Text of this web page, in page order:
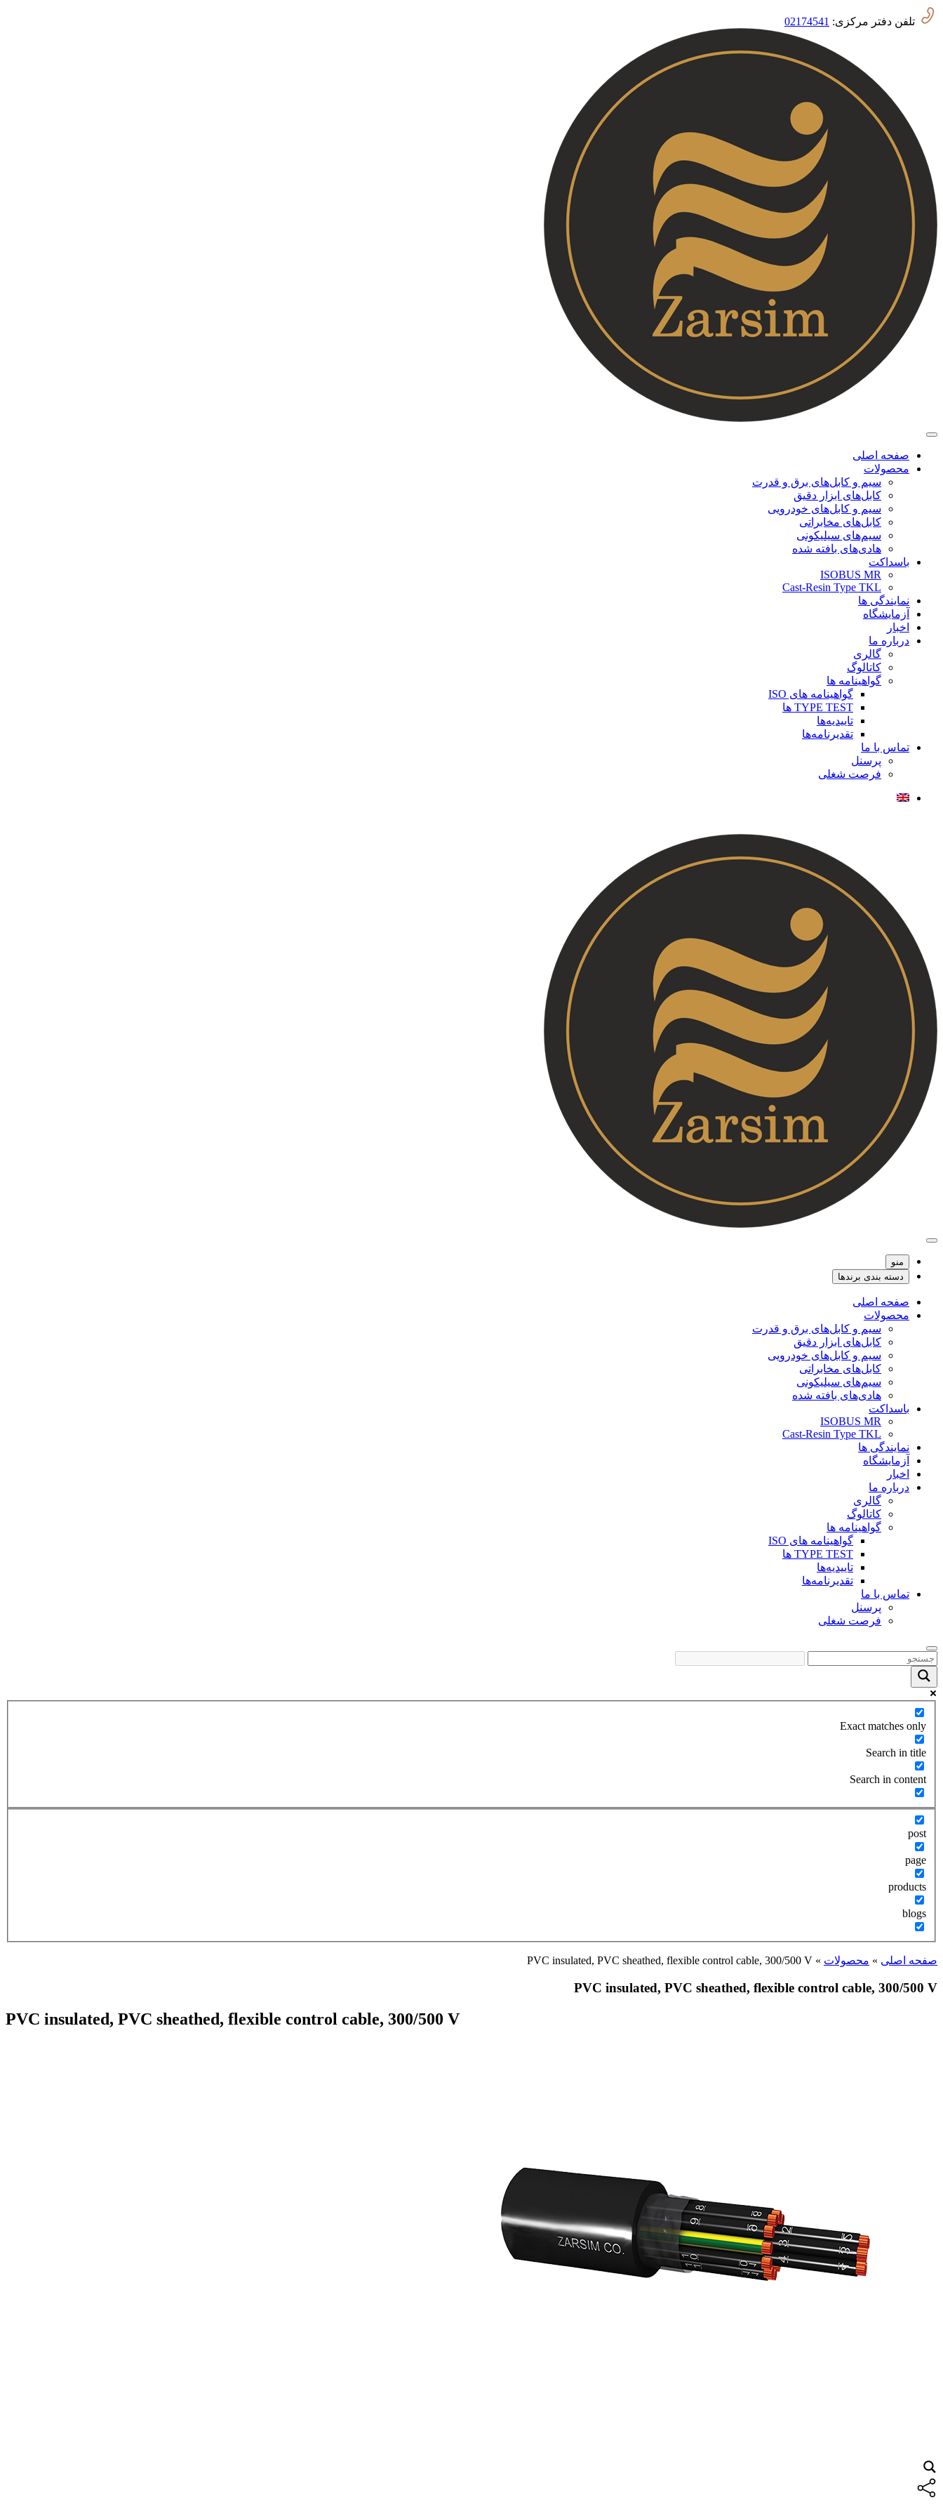
تلفن دفتر مرکزی: 02174541
صفحه اصلی
محصولات
سیم و کابل‌های برق و قدرت
کابل‌های ابزار دقیق
سیم و کابل‌های خودرویی
کابل‌‌های مخابراتی
سیم‌های سیلیکونی
هادی‌های بافته شده
باسداکت
ISOBUS MR
Cast-Resin Type TKL
نمایندگی ها
آزمایشگاه
اخبار
درباره ما
گالری
کاتالوگ
گواهینامه ها
گواهینامه های ISO
TYPE TEST ها
تاییدیه‌ها
تقدیرنامه‌ها
تماس با ما
پرسنل
فرصت شغلی
منو
دسته بندی برندها
صفحه اصلی
محصولات
سیم و کابل‌های برق و قدرت
کابل‌های ابزار دقیق
سیم و کابل‌های خودرویی
کابل‌‌های مخابراتی
سیم‌های سیلیکونی
هادی‌های بافته شده
باسداکت
ISOBUS MR
Cast-Resin Type TKL
نمایندگی ها
آزمایشگاه
اخبار
درباره ما
گالری
کاتالوگ
گواهینامه ها
گواهینامه های ISO
TYPE TEST ها
تاییدیه‌ها
تقدیرنامه‌ها
تماس با ما
پرسنل
فرصت شغلی
Exact matches only
Search in title
Search in content
post
page
products
blogs
صفحه اصلی » محصولات »
PVC insulated, PVC sheathed, flexible control cable, 300/500 V
PVC insulated, PVC sheathed, flexible control cable, 300/500 V
PVC insulated, PVC sheathed, flexible control cable, 300/500 V